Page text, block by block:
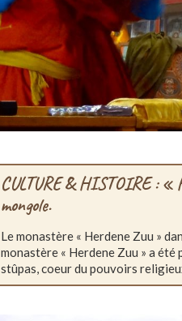
CULTURE & HISTOIRE : «
mongole.
Le monastère « Herdene Zuu »
monastère « Herdene Zuu » a été
stûpas, coeur du pouvoirs